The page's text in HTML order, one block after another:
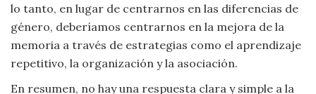
lo tanto, en lugar de centrarnos en las diferencias de
género, deberíamos centrarnos en la mejora de la
memoria a través de estrategias como el aprendizaje
repetitivo, la organización y la asociación.
En resumen, no hay una respuesta clara y simple a la